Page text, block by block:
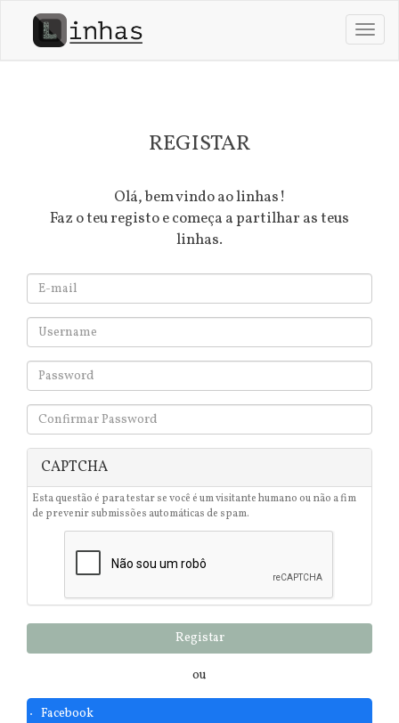
conteúdo
REGISTAR
Olá, bem vindo ao linhas!
Faz o teu registo e começa a partilhar as teus
linhas.
CAPTCHA
Esta questão é para testar se você é um visitante humano ou não a fim
de prevenir submissões automáticas de spam.
Registar
ou
Facebook